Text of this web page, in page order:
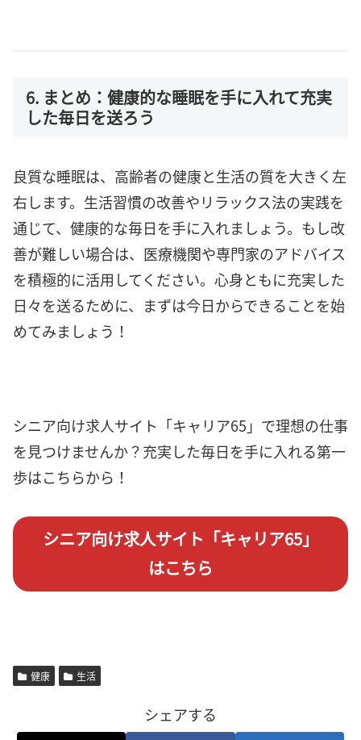
6. まとめ：健康的な睡眠を手に入れて充実
した毎日を送ろう
良質な睡眠は、高齢者の健康と生活の質を大きく左
右します。生活習慣の改善やリラックス法の実践を
通じて、健康的な毎日を手に入れましょう。もし改
善が難しい場合は、医療機関や専門家のアドバイス
を積極的に活用してください。心身ともに充実した
日々を送るために、まずは今日からできることを始
めてみましょう！
シニア向け求人サイト「キャリア65」で理想の仕事
を見つけませんか？充実した毎日を手に入れる第一
歩はこちらから！
シニア向け求人サイト「キャリア65」
はこちら
健康 生活
シェアする